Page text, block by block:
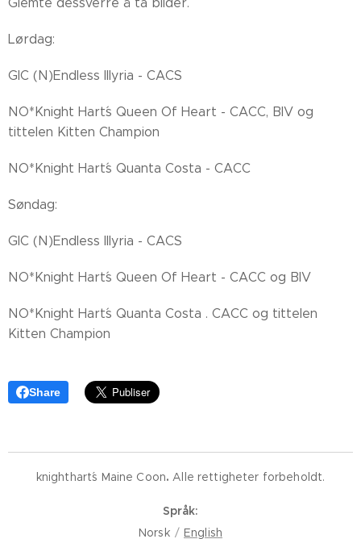
Glemte dessverre å ta bilder.
Lørdag:
GIC (N)Endless Illyria - CACS
NO*Knight Hart´s Queen Of Heart - CACC, BIV og
tittelen Kitten Champion
NO*Knight Hart´s Quanta Costa - CACC
Søndag:
GIC (N)Endless Illyria - CACS
NO*Knight Hart´s Queen Of Heart - CACC og BIV
NO*Knight Hart´s Quanta Costa . CACC og tittelen
Kitten Champion
Share
knighthart´s Maine Coon.Alle rettigheter forbeholdt.
Språk
Norsk
English